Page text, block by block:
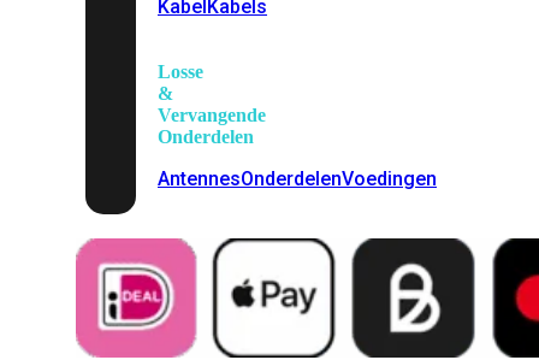
KabelKabels
Losse
&
Vervangende
Onderdelen
AntennesOnderdelenVoedingen